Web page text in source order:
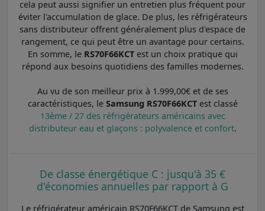
cela peut aussi signifier un entretien plus fréquent pour
éviter l'accumulation de glace. De plus, les réfrigérateurs
sans distributeur offrent généralement plus d'espace de
rangement, ce qui peut être un avantage pour certains.
En somme, le RS70F66KCTest un choix pratique qui
répond aux besoins quotidiens des familles modernes.
Au vu de son meilleur prix à 1.999,00€ et de ses
caractéristiques, le Samsung RS70F66KCTest classé
13ème / 27 des réfrigérateurs américains avec
distributeur eau et glaçons : polyvalence et confort.
De classe énergétique C : jusqu'à 35 €
d'économies annuelles par rapport à G
Le réfrigérateur américain RS70F66KCT de Samsung est